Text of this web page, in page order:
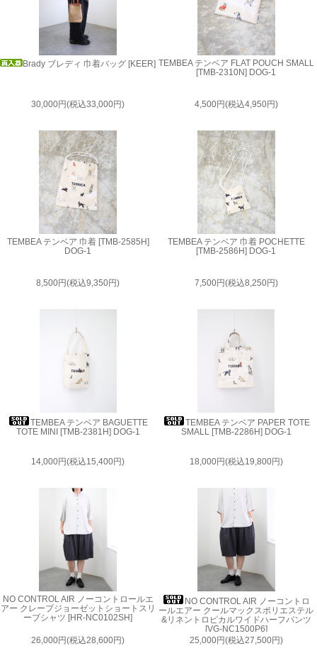
Brady ブレディ 巾着バッグ [KEER]
30,000円(税込33,000円)
TEMBEA テンベア FLAT POUCH SMALL
[TMB-2310N] DOG-1
4,500円(税込4,950円)
TEMBEA テンベア 巾着 [TMB-2585H]
DOG-1
8,500円(税込9,350円)
TEMBEA テンベア 巾着 POCHETTE
[TMB-2586H] DOG-1
7,500円(税込8,250円)
TEMBEA テンベア BAGUETTE
TOTE MINI [TMB-2381H] DOG-1
14,000円(税込15,400円)
TEMBEA テンベア PAPER TOTE
SMALL [TMB-2286H] DOG-1
18,000円(税込19,800円)
NO CONTROL AIR ノーコントロールエ
アー クレープジョーゼットショートスリ
ーブシャツ [HR-NC0102SH]
26,000円(税込28,600円)
NO CONTROL AIR ノーコントロ
ールエアー クールマックスポリエステル
&リネントロピカルワイドハーフパンツ
[VG-NC1500P6]
25,000円(税込27,500円)